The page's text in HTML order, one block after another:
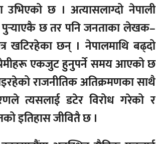
उभिएको छ । अत्यासलाग्दो नेपाली
पुर्‍याएकै छ तर पनि जनताका लेखक–
खटिरहेका छन् । नेपालमाथि बढ्दो
एकजुट हुनुपर्ने समय आएको छ
राजनीतिक अतिक्रमणका साथै
त्यसलाई डटेर विरोध गरेको र
इतिहास जीवितै छ ।